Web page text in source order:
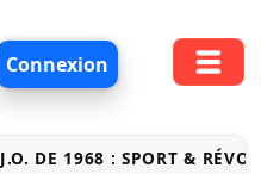
Connexion
J.O. DE 1968 : SPORT &